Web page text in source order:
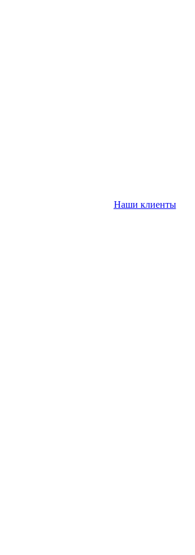
Наши клиенты